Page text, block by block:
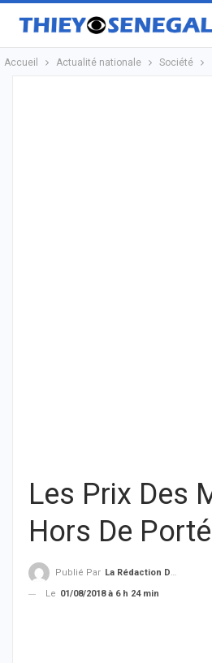
Accueil Actualité nationale Société
Les Prix Des
Hors De
Publié Par La Rédaction De THIEYSENEGAL.com
Le 01/08/2018 à 6 h 24 min